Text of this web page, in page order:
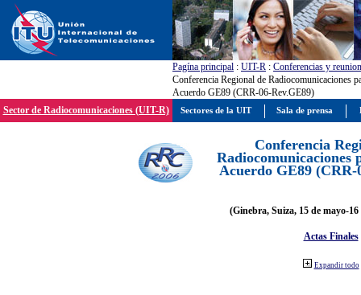
Pagína principal : UIT-R : Conferencias y
Conferencia Regional de Radiocomunicaciones
Acuerdo GE89 (CRR-06-Rev.GE89)
Sector de Radiocomunicaciones (UIT-R)
Conferencia
Radiocomunicaciones
Acuerdo GE89 (CRR-
(Ginebra, Suiza, 15 de mayo-
Actas Finales
Expandir todo
Sectores de la UIT Sala de prensa